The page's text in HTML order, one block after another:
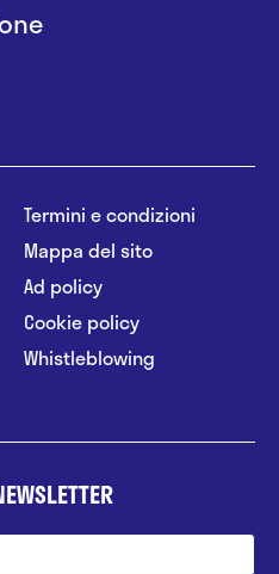
Termini e condizioni
Mappa del sito
Ad policy
Cookie policy
Whistleblowing